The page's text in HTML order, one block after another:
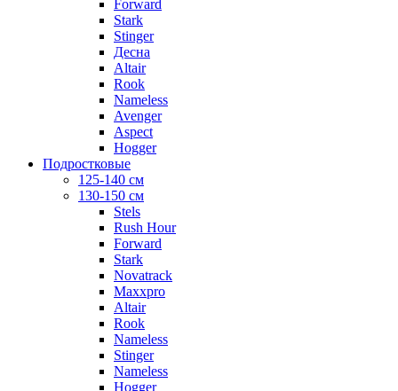
Forward
Stark
Stinger
Десна
Altair
Rook
Nameless
Avenger
Aspect
Hogger
Подростковые
125-140 см
130-150 см
Stels
Rush Hour
Forward
Stark
Novatrack
Maxxpro
Altair
Rook
Nameless
Stinger
Nameless
Hogger